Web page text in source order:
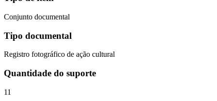
Conjunto documental
Tipo documental
Registro fotográfico de ação cultural
Quantidade do suporte
11